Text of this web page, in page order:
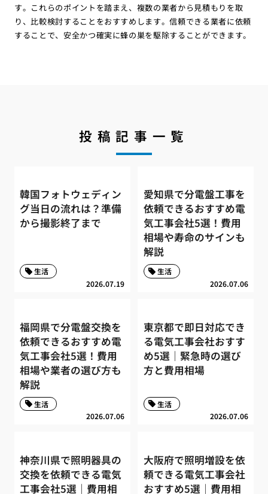
す。これらのポイントを踏まえ、複数の業者から見積もりを取
り、比較検討することをおすすめします。信頼できる業者に依頼
することで、安全かつ確実に蜂の巣を駆除することができます。
投稿記事一覧
韓国フォトウェディン
グ当日の流れは？準備
から撮影終了まで
2026.07.19
生活
愛知県で分電盤工事を
依頼できるおすすめ電
気工事会社5選！費用
相場や寿命のサインも
解説
2026.07.06
生活
福岡県で分電盤交換を
依頼できるおすすめ電
気工事会社5選！費用
相場や業者の選び方も
解説
2026.07.06
生活
東京都で即日対応でき
る電気工事会社おすす
め5選｜緊急時の選び
方と費用相場
2026.07.06
生活
神奈川県で照明器具の
交換を依頼できる電気
工事会社5選｜費用相
大阪府で照明増設を依
頼できる電気工事会社
おすすめ5選｜費用相